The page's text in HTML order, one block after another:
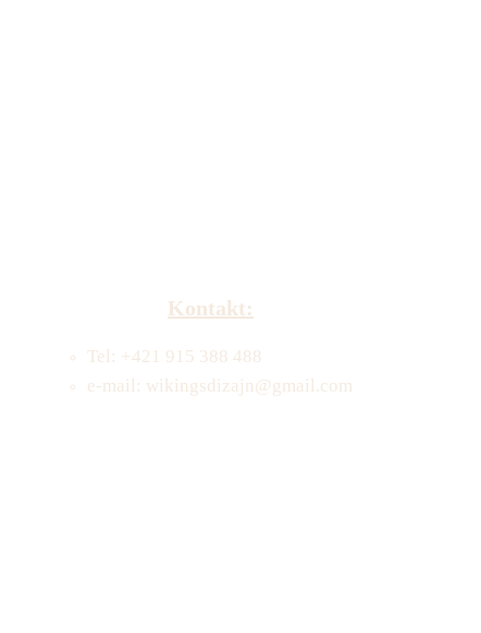
Kontakt:
Tel: +421 915 388 488
e-mail: wikingsdizajn@gmail.com